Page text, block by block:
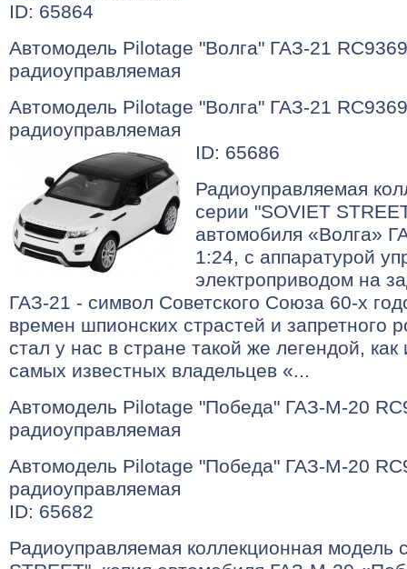
ID: 65864
Автомодель Pilotage "Волга" ГАЗ-21
радиоуправляемая
Автомодель Pilotage "Волга" ГАЗ-21
радиоуправляемая
ID: 65686
Радиоуправляемая
серии "SOVIET
автомобиля «Волга»
1:24, с аппаратурой
электроприводом на
ГАЗ-21 - символ Советского Союза 60-х
времен шпионских страстей и запретного
стал у нас в стране такой же легендой,
самых известных владельцев «...
Автомодель Pilotage "Победа" ГАЗ-М-20
радиоуправляемая
Автомодель Pilotage "Победа" ГАЗ-М-20
радиоуправляемая
ID: 65682
Радиоуправляемая коллекционная модель